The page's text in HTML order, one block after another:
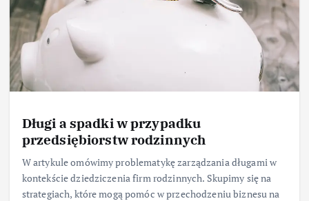
Długi a spadki w przypadku
przedsiębiorstw rodzinnych
W artykule omówimy problematykę zarządzania długami w
kontekście dziedziczenia firm rodzinnych. Skupimy się na
strategiach, które mogą pomóc w przechodzeniu biznesu na